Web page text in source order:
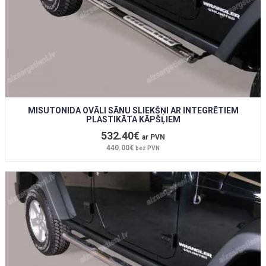
MISUTONIDA OVĀLI SĀNU SLIEKŠŅI AR INTEGRĒTIEM
PLASTIKĀTA KĀPŠĻIEM
532.40€ ar PVN
440.00€ bez PVN